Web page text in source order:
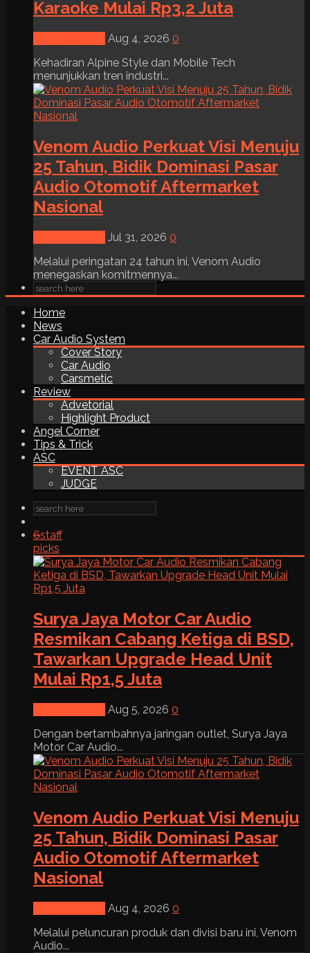
Karaoke Mulai Rp3,2 Juta
Aug 4, 2026 0
Kehadiran Alpine Style dan Mobile Tech
menunjukkan tren industri...
Venom Audio Perkuat Visi Menuju
25 Tahun, Bidik Dominasi Pasar
Audio Otomotif Aftermarket
Nasional
Jul 31, 2026 0
Melalui peringatan 24 tahun ini, Venom Audio
menegaskan komitmennya...
Home
News
Car Audio System
Cover Story
Car Audio
Carsmetic
Review
Advetorial
Highlight Product
Angel Corner
Tips & Trick
ASC
EVENT ASC
JUDGE
6staff
picks
Surya Jaya Motor Car Audio
Resmikan Cabang Ketiga di BSD,
Tawarkan Upgrade Head Unit
Mulai Rp1,5 Juta
Aug 5, 2026 0
Dengan bertambahnya jaringan outlet, Surya Jaya
Motor Car Audio...
Venom Audio Perkuat Visi Menuju
25 Tahun, Bidik Dominasi Pasar
Audio Otomotif Aftermarket
Nasional
Aug 4, 2026 0
Melalui peluncuran produk dan divisi baru ini, Venom
Audio...